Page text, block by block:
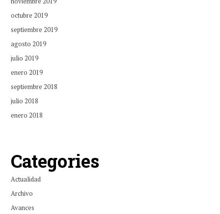
octubre 2019
septiembre 2019
agosto 2019
julio 2019
enero 2019
septiembre 2018
julio 2018
enero 2018
Categories
Actualidad
Archivo
Avances